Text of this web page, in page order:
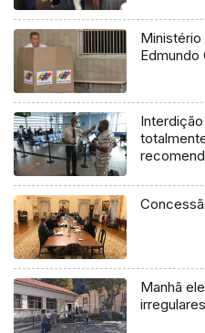
Edmundo
Manhã